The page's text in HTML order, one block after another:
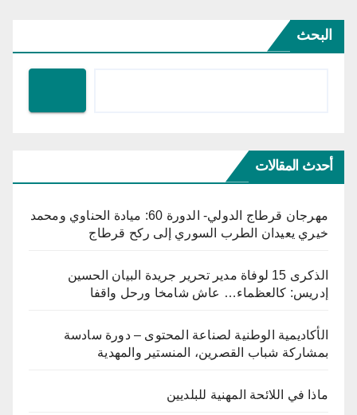
البحث
أحدث المقالات
مهرجان قرطاج الدولي- الدورة 60: ميادة الحناوي ومحمد
خيري يعيدان الطرب السوري إلى ركح قرطاج
الذكرى 15 لوفاة مدير تحرير جريدة البيان الحسين
إدريس: كالعظماء… عاش شامخا ورحل واقفا
الأكاديمية الوطنية لصناعة المحتوى – دورة سادسة
بمشاركة شباب القصرين، المنستير والمهدية
ماذا في اللائحة المهنية للبلديين